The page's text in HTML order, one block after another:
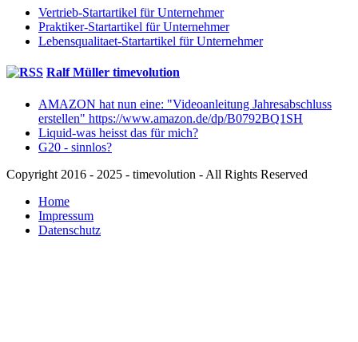
Vertrieb-Startartikel für Unternehmer
Praktiker-Startartikel für Unternehmer
Lebensqualitaet-Startartikel für Unternehmer
Ralf Müller timevolution
AMAZON hat nun eine: "Videoanleitung Jahresabschluss
erstellen" https://www.amazon.de/dp/B0792BQ1SH
Liquid-was heisst das für mich?
G20 - sinnlos?
Copyright 2016 - 2025 - timevolution - All Rights Reserved
Home
Impressum
Datenschutz